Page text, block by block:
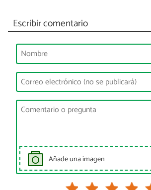
Escribir comentario
Añade una imagen